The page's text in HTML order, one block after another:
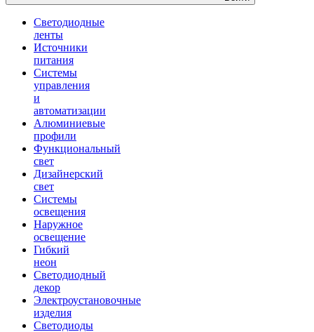
Светодиодные
ленты
Источники
питания
Системы
управления
и
автоматизации
Алюминиевые
профили
Функциональный
свет
Дизайнерский
свет
Системы
освещения
Наружное
освещение
Гибкий
неон
Светодиодный
декор
Электроустановочные
изделия
Светодиоды